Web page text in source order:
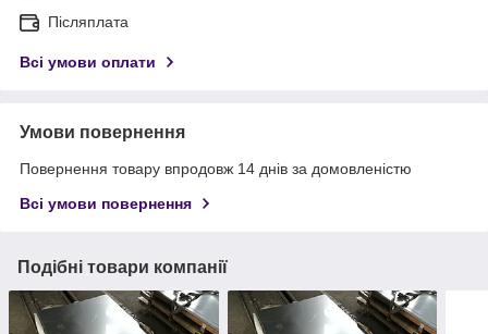
Післяплата
Всі умови оплати
Умови повернення
Повернення товару впродовж 14 днів за домовленістю
Всі умови повернення
Подібні товари компанії